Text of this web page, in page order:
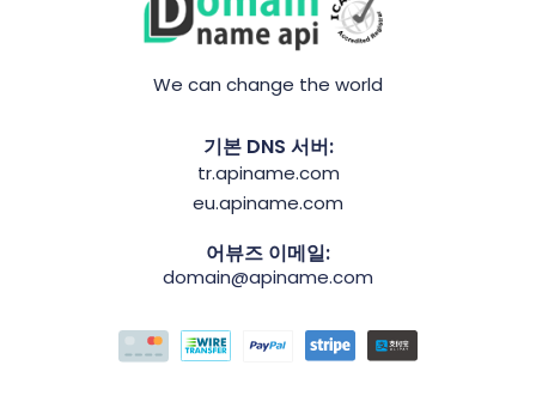
We can change the world
기본 DNS 서버:
tr.apiname.com
eu.apiname.com
어뷰즈 이메일:
domain@apiname.com